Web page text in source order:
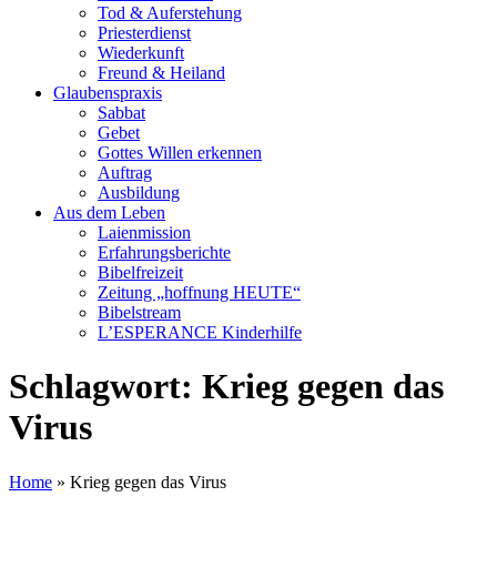
Tod & Auferstehung
Priesterdienst
Wiederkunft
Freund & Heiland
Glaubenspraxis
Sabbat
Gebet
Gottes Willen erkennen
Auftrag
Ausbildung
Aus dem Leben
Laienmission
Erfahrungsberichte
Bibelfreizeit
Zeitung „hoffnung HEUTE“
Bibelstream
L’ESPERANCE Kinderhilfe
Schlagwort: Krieg gegen das
Virus
Home » Krieg gegen das Virus